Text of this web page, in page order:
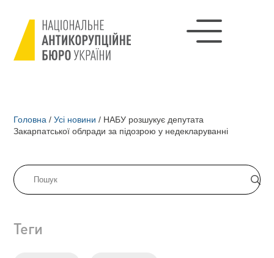
Головна / Усі новини / НАБУ розшукує депутата
Закарпатської облради за підозрою у недекларуванні
Теги